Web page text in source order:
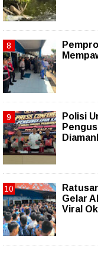
Polisi
Gelar
Viral